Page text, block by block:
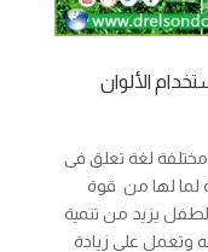
الألوان
مختلفة لغة تعلق فى
لما لها من قوة
يزيد من تنمية
وتعمل على زيادة